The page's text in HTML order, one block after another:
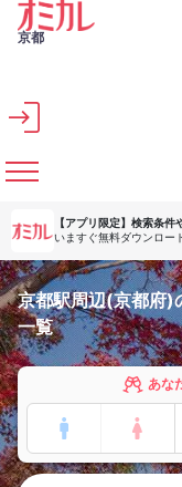
メインコンテンツへスキッ
京都
【アプリ限定】 検索条件
いますぐ無料ダウンロー
京都駅周辺(京都府)
一覧
あな